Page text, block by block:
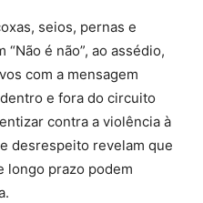
seios, pernas e
é não”, ao assédio,
com a mensagem
e fora do circuito
contra a violência à
desrespeito revelam que
longo prazo podem